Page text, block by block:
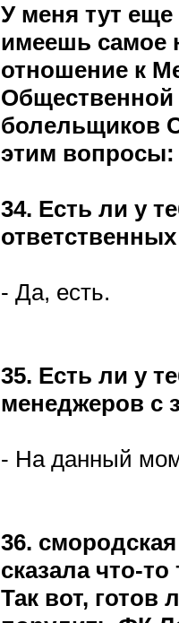
У меня тут
имеешь самое
отношение к
Общественной
болельщиков
этим вопросы:
34. Есть ли у
- Да, есть.
35. Есть ли у
менеджеров с
- На данный
36.
сказала что-
Так вот,